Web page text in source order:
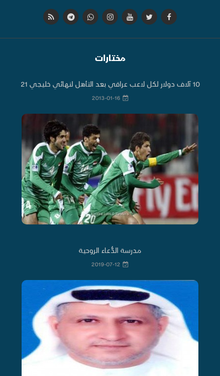
مختارات
10 آلاف دولار لكل لاعب عراقي بعد التأهل لنهائي خليجي 21
2013-01-16
مدرسة الدُّعاء الروحية
2019-07-12